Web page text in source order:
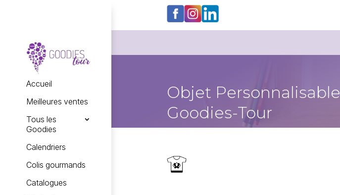
Accueil
Meilleures ventes
Tous les
Goodies
Calendriers
Colis gourmands
Catalogues
Objet Personnalisable
Goodies-Tour